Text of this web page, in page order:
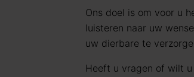
Ons doel is om voor u
luisteren naar uw
uw dierbare te
Heeft u vragen of wilt